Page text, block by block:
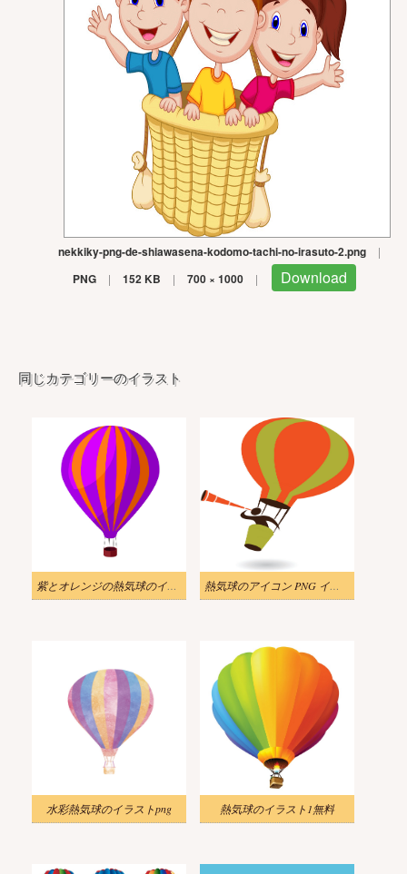
nekkiky-png-de-shiawasena-kodomo-tachi-no-irasuto-2.png |
PNG | 152 KB | 700 × 1000 | Download
同じカテゴリーのイラスト
紫とオレンジの熱気球のイラストpng 熱気球のアイコン PNG イラストの男
水彩熱気球のイラストpng 熱気球のイラスト1無料